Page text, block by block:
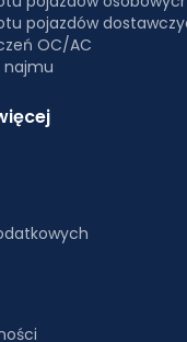
pojazdów
OC/AC
najmu